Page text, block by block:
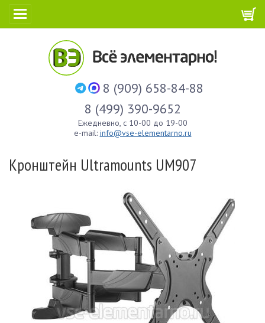
8 (909) 658-84-88
8 (499) 390-9652
Ежедневно, с 10-00 до 19-00
e-mail: info@vse-elementarno.ru
Кронштейн Ultramounts UM907